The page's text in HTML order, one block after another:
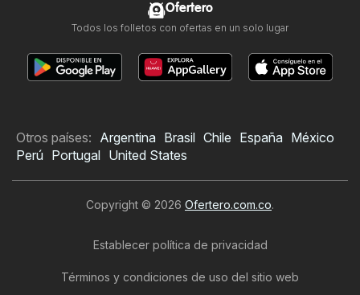
Ofertero
Todos los folletos con ofertas en un solo lugar
Otros países: Argentina Brasil Chile España México
Perú Portugal United States
Copyright © 2026 Ofertero.com.co.
Establecer política de privacidad
Términos y condiciones de uso del sitio web